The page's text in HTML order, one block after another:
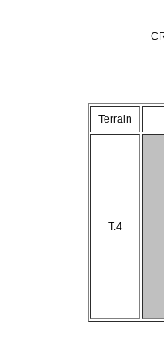
Terrain
T.4